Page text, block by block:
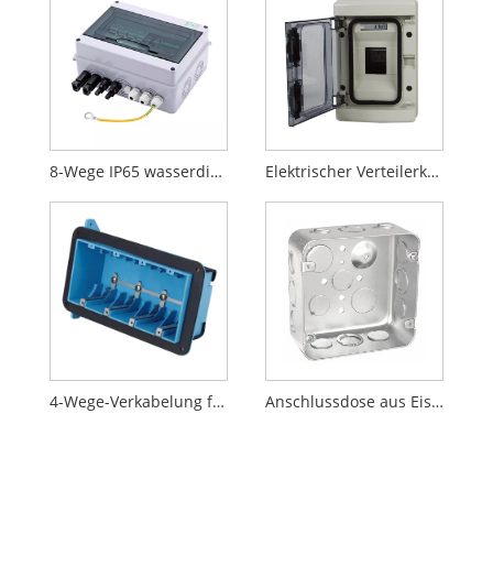
8-Wege IP65 wasserdichter elektrischer Verteilerkasten für den Außenbereich aus Kunststoff Elektrischer Verteilerkasten mit 4-poligem IP66-Gehäuse
4-Wege-Verkabelung für kleine Kunststoff-Elektrogehäuse mit Steckdose und Anschlussdose Anschlussdose aus Eisen